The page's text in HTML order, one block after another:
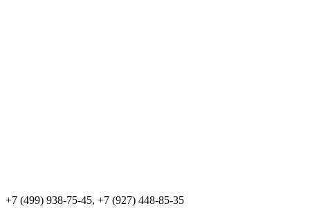
+7 (499) 938-75-45, +7 (927) 448-85-35